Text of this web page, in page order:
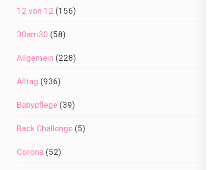
12 von 12 (156)
30am30 (58)
Allgemein (228)
Alltag (936)
Babypflege (39)
Back Challenge (5)
Corona (52)